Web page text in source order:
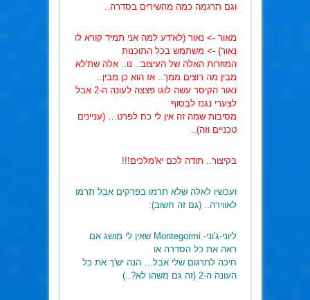
וגם תרגמה כמה מהשירים בסדרה..
מאור -> נאור (לא'דע למה אני תמיד קורא לו
נאור) -> משתמש בכל התוכנות
המוזרות האלה של העיצוב.. נו.. אלה שת'לא
מבין מה רוצים ממך.. אז הוא כן מבין..
נאור הקיסר עשה לוגו פצצה לעונה ה-2 אבל
לצערי נגנז לבסוף
מסיבות שמה זה אין לי כח לפרט… (עניינים
טכניים וזה)..
בקיצור.. תודה לכם יא'מלכים!!!
ועכשיו לאלה שלא תרמו בפרקים אבל תרמו
לאווירה.. (גם זה חשוב):
ליוני-ג'וני- Montegormi שאין לי מושג אם
ראה את כל הסדרה או
חיכה לתרגום שלי אבל… הנה יש'ך את כל
העונה ה-2 (זה גם משהו לא?..)